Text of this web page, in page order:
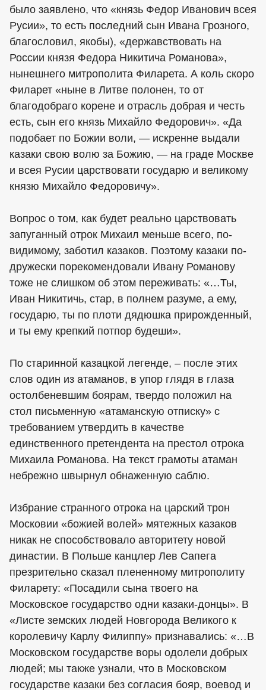
было заявлено, что «князь Федор Иванович всея
Русии», то есть последний сын Ивана Грозного,
благословил, якобы), «державствовать на
России князя Федора Никитича Романова»,
нынешнего митрополита Филарета. А коль скоро
Филарет «ныне в Литве полонен, то от
благодобраго корене и отрасль добрая и честь
есть, сын его князь Михайло Федорович». «Да
подобает по Божии воли, — искренне выдали
казаки свою волю за Божию, — на граде Москве
и всея Русии царствовати государю и великому
князю Михайло Федоровичу».
Вопрос о том, как будет реально царствовать
запуганный отрок Михаил меньше всего, по-
видимому, заботил казаков. Поэтому казаки по-
дружески порекомендовали Ивану Романову
тоже не слишком об этом переживать: «…Ты,
Иван Никитичь, стар, в полнем разуме, а ему,
государю, ты по плоти дядюшка прирожденный,
и ты ему крепкий потпор будеши».
По старинной казацкой легенде, – после этих
слов один из атаманов, в упор глядя в глаза
остолбеневшим боярам, твердо положил на
стол письменную «атаманскую отписку» с
требованием утвердить в качестве
единственного претендента на престол отрока
Михаила Романова. На текст грамоты атаман
небрежно швырнул обнаженную саблю.
Избрание странного отрока на царский трон
Московии «божией волей» мятежных казаков
никак не способствовало авторитету новой
династии. В Польше канцлер Лев Сапега
презрительно сказал плененному митрополиту
Филарету: «Посадили сына твоего на
Московское государство одни казаки-донцы». В
«Листе земских людей Новгорода Великого к
королевичу Карлу Филиппу» признавались: «…В
Московском государстве воры одолели добрых
людей; мы также узнали, что в Московском
государстве казаки без согласия бояр, воевод и